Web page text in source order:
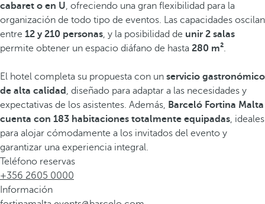
cabaret o en U, ofreciendo una gran flexibilidad para la
organización de todo tipo de eventos. Las capacidades oscilan
entre 12 y 210 personas, y la posibilidad de unir 2 salas
permite obtener un espacio diáfano de hasta 280 m².
El hotel completa su propuesta con un servicio gastronómico
de alta calidad , diseñado para adaptar a las necesidades y
expectativas de los asistentes. Además, Barceló Fortina Malta
cuenta con 183 habitaciones totalmente equipadas, ideales
para alojar cómodamente a los invitados del evento y
garantizar una experiencia integral.
Teléfono reservas
+356 2605 0000
Información